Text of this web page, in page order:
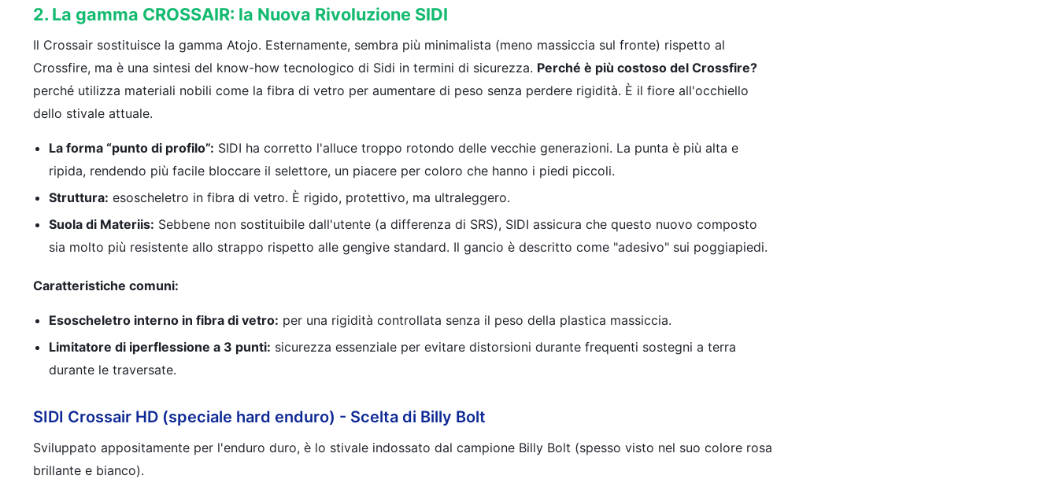
2. La gamma CROSSAIR: la Nuova Rivoluzione SIDI
Il Crossair sostituisce la gamma Atojo. Esternamente, sembra più minimalista (meno massiccia sul fronte) rispetto al
Crossfire, ma è una sintesi del know-how tecnologico di Sidi in termini di sicurezza. Perché è più costoso del Crossfire?
perché utilizza materiali nobili come la fibra di vetro per aumentare di peso senza perdere rigidità. È il fiore all'occhiello
dello stivale attuale.
La forma “punto di profilo”: SIDI ha corretto l'alluce troppo rotondo delle vecchie generazioni. La punta è più alta e
ripida, rendendo più facile bloccare il selettore, un piacere per coloro che hanno i piedi piccoli.
Struttura: esoscheletro in fibra di vetro. È rigido, protettivo, ma ultraleggero.
Suola di Materiis: Sebbene non sostituibile dall'utente (a differenza di SRS), SIDI assicura che questo nuovo composto
sia molto più resistente allo strappo rispetto alle gengive standard. Il gancio è descritto come "adesivo" sui poggiapiedi.
Caratteristiche comuni:
Esoscheletro interno in fibra di vetro: per una rigidità controllata senza il peso della plastica massiccia.
Limitatore di iperflessione a 3 punti: sicurezza essenziale per evitare distorsioni durante frequenti sostegni a terra
durante le traversate.
SIDI Crossair HD (speciale hard enduro) - Scelta di Billy Bolt
Sviluppato appositamente per l'enduro duro, è lo stivale indossato dal campione Billy Bolt (spesso visto nel suo colore rosa
brillante e bianco).